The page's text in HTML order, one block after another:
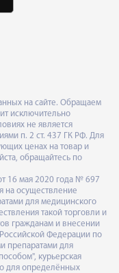
на сайте. Обращаем
исключительно
не является
п. 2 ст. 437 ГК РФ. Для
ценах на товар и
обращайтесь по
16 мая 2020 года № 697
на осуществление
для медицинского
такой торговли и
гражданам и внесении
Федерации по
препаратами для
курьерская
для определённых